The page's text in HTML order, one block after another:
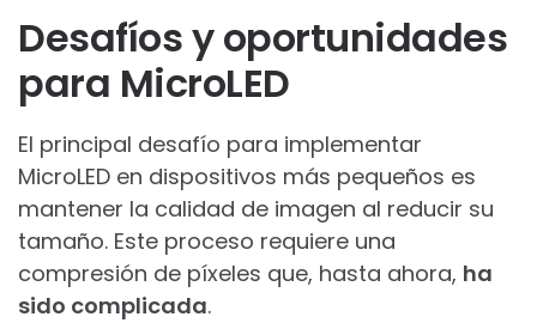
Desafíos y oportunidades
para MicroLED
El principal desafío para implementar
MicroLED en dispositivos más pequeños es
mantener la calidad de imagen al reducir su
tamaño. Este proceso requiere una
compresión de píxeles que, hasta ahora, ha
sido complicada.